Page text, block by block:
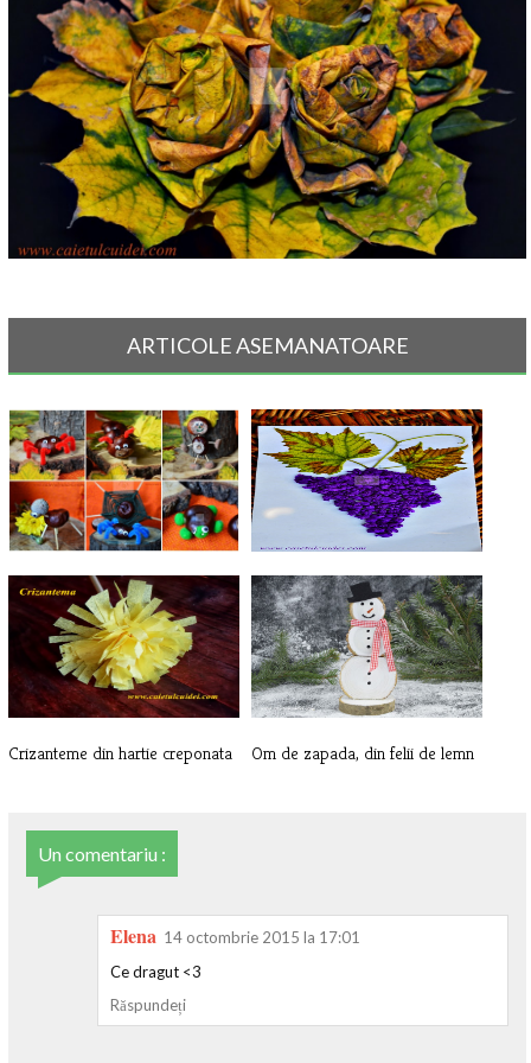
ARTICOLE ASEMANATOARE
Activitati practice cu castane Struguri din hartie creponata
Crizanteme din hartie creponata Om de zapada, din felii de lemn
Un comentariu :
Elena 14 octombrie 2015 la 17:01
Ce dragut <3
Răspundeți